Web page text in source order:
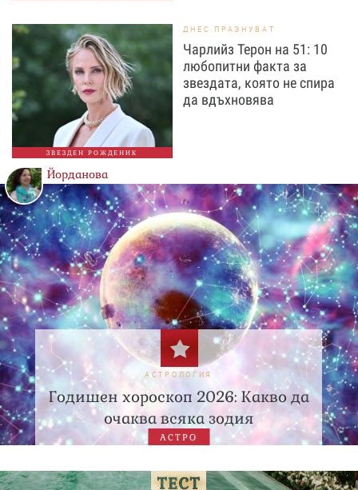
ЗВЕЗДЕН РОЖДЕНИК
ДНЕС ПРАЗНУВАТ
Чарлийз Терон на 51: 10
любопитни факта за
звездата, която не спира
да вдъхновява
Йорданова
АСТРОЛОГИЯ
Годишен хороскоп 2026: Какво да
очаква всяка зодия
АСТРО